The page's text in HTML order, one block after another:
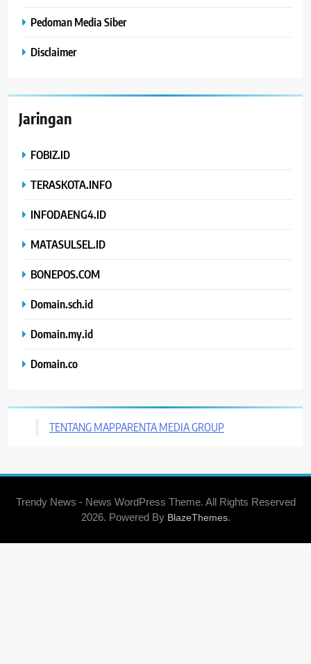
Pedoman Media Siber
Disclaimer
Jaringan
FOBIZ.ID
TERASKOTA.INFO
INFODAENG4.ID
MATASULSEL.ID
BONEPOS.COM
Domain.sch.id
Domain.my.id
Domain.co
TENTANG MAPPARENTA MEDIA GROUP
Trendy News - News WordPress Theme. All Rights Reserved
2026. Powered By BlazeThemes.